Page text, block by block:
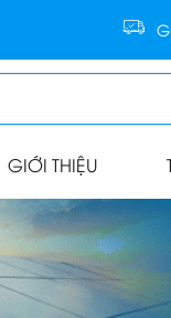
GIỚI THIỆU